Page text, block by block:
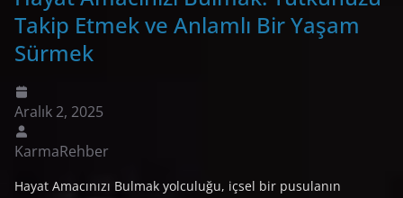
Takip Etmek ve Anlamlı Bir Yaşam
Sürmek
Aralık 2, 2025
KarmaRehber
Hayat Amacınızı Bulmak yolculuğu, içsel bir pusulanın